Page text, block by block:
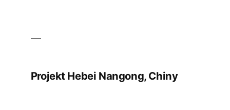
Projekt Hebei Nangong, Chiny